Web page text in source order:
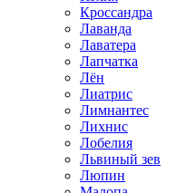
Кроссандра
Лаванда
Лаватера
Лапчатка
Лён
Лиатрис
Лимнантес
Лихнис
Лобелия
Львиный зев
Люпин